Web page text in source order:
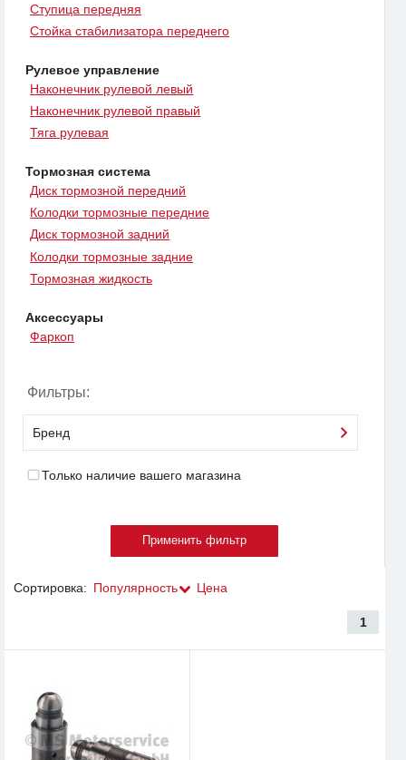
Ступица передняя
Стойка стабилизатора переднего
Рулевое управление
Наконечник рулевой левый
Наконечник рулевой правый
Тяга рулевая
Тормозная система
Диск тормозной передний
Колодки тормозные передние
Диск тормозной задний
Колодки тормозные задние
Тормозная жидкость
Аксессуары
Фаркоп
Фильтры:
Бренд
Только наличие вашего магазина
Сортировка: Популярность Цена
1